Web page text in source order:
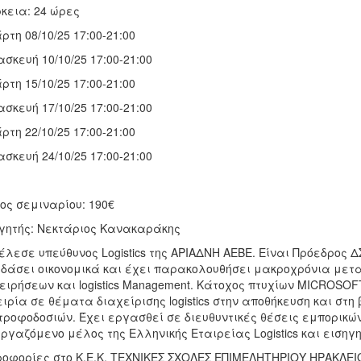
24 ώρες
08/10/25 17:00-21:00
10/10/25 17:00-21:00
15/10/25 17:00-21:00
17/10/25 17:00-21:00
22/10/25 17:00-21:00
24/10/25 17:00-21:00
σεμιναρίου: 190€
Νεκτάριος Κανακαράκης
υπεύθυνος Logistics της ΑΡΙΑΔΝΗ ΑΕΒΕ. Είναι Πρόεδρος
οικονομικά και έχει παρακολουθήσει μακροχρόνια
και logistics Management. Κάτοχος πτυχίων
σε θέματα διαχείρισης logistics στην αποθήκευση και
Έχει εργασθεί σε διευθυντικές θέσεις
μέλος της Ελληνικής Εταιρείας Logistics και
στο Κ.Ε.Κ. ΤΕΧΝΙΚΕΣ ΣΧΟΛΕΣ ΕΠΙΜΕΛΗΤΗΡΙΟΥ